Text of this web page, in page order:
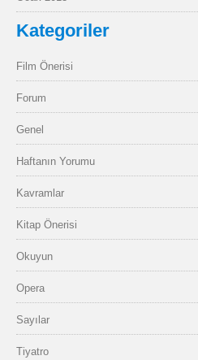
Kategoriler
Film Önerisi
Forum
Genel
Haftanın Yorumu
Kavramlar
Kitap Önerisi
Okuyun
Opera
Sayılar
Tiyatro